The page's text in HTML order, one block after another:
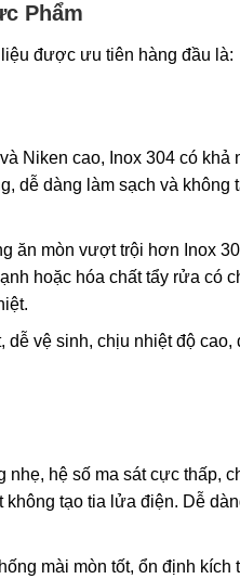
Phẩm
được ưu tiên hàng đầu là:
Niken cao, Inox 304 có khả
dễ dàng làm sạch và không
ăn mòn vượt trội hơn Inox
hoặc hóa chất tẩy rửa có
vệ sinh, chịu nhiệt độ cao,
hệ số ma sát cực thấp,
không tạo tia lửa điện. Dễ
mài mòn tốt, ổn định kích